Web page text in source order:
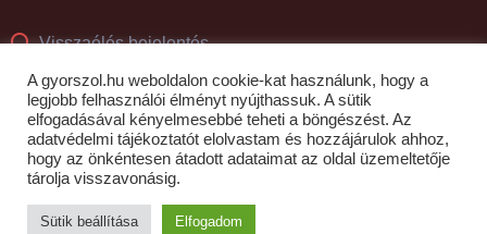
Visszaélés bejelentés
Panaszkezelés
© GYŐR-SZOL Zrt - 2010- 2026
A gyorszol.hu weboldalon cookie-kat használunk, hogy a
legjobb felhasználói élményt nyújthassuk. A sütik
elfogadásával kényelmesebbé teheti a böngészést. Az
adatvédelmi tájékoztatót elolvastam és hozzájárulok ahhoz,
hogy az önkéntesen átadott adataimat az oldal üzemeltetője
tárolja visszavonásig.
Sütik beállítása Elfogadom